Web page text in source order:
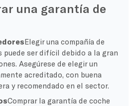
una garantía de
Elegir una compañía de
puede ser difícil debido a la gran
Asegúrese de elegir un
acreditado, con buena
y recomendado en el sector.
Comprar la garantía de coche